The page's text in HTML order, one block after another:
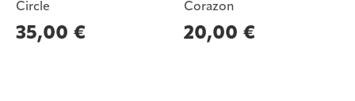
Circle
35,00 €
Corazon
20,00 €